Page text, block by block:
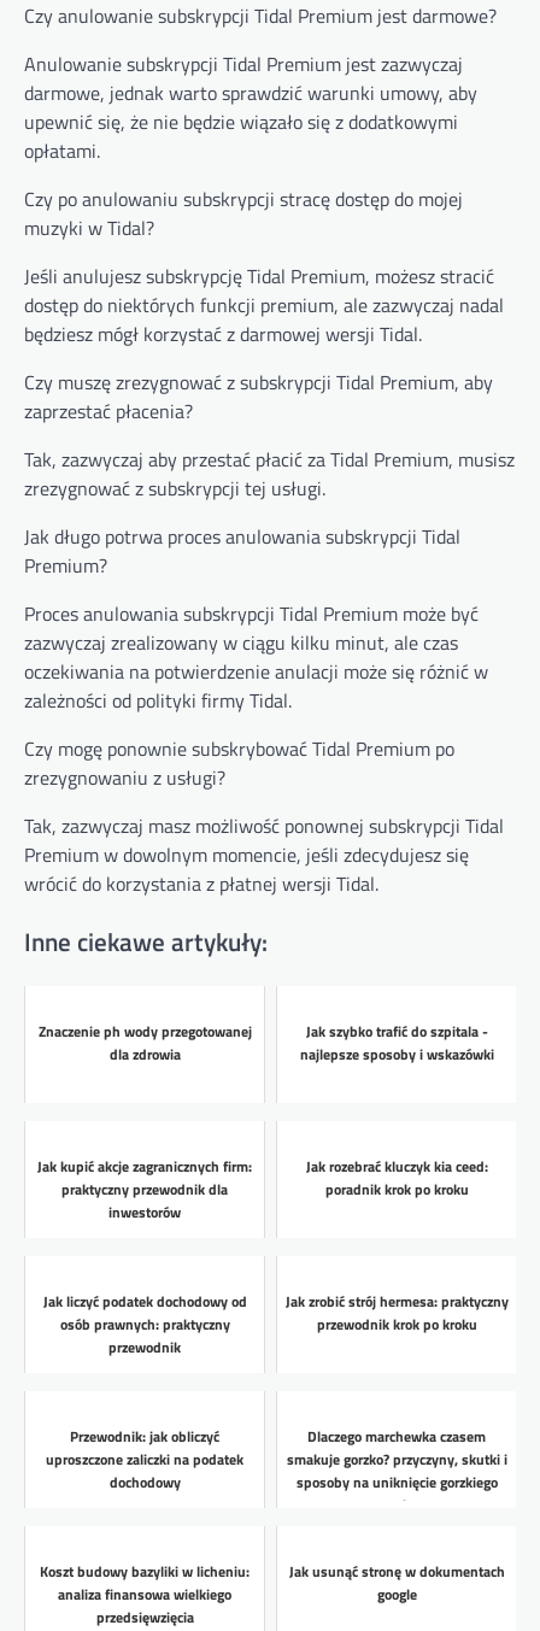
Czy anulowanie subskrypcji Tidal Premium jest darmowe?
Anulowanie subskrypcji Tidal Premium jest zazwyczaj
darmowe, jednak warto sprawdzić warunki umowy, aby
upewnić się, że nie będzie wiązało się z dodatkowymi
opłatami.
Czy po anulowaniu subskrypcji stracę dostęp do mojej
muzyki w Tidal?
Jeśli anulujesz subskrypcję Tidal Premium, możesz stracić
dostęp do niektórych funkcji premium, ale zazwyczaj nadal
będziesz mógł korzystać z darmowej wersji Tidal.
Czy muszę zrezygnować z subskrypcji Tidal Premium, aby
zaprzestać płacenia?
Tak, zazwyczaj aby przestać płacić za Tidal Premium, musisz
zrezygnować z subskrypcji tej usługi.
Jak długo potrwa proces anulowania subskrypcji Tidal
Premium?
Proces anulowania subskrypcji Tidal Premium może być
zazwyczaj zrealizowany w ciągu kilku minut, ale czas
oczekiwania na potwierdzenie anulacji może się różnić w
zależności od polityki firmy Tidal.
Czy mogę ponownie subskrybować Tidal Premium po
zrezygnowaniu z usługi?
Tak, zazwyczaj masz możliwość ponownej subskrypcji Tidal
Premium w dowolnym momencie, jeśli zdecydujesz się
wrócić do korzystania z płatnej wersji Tidal.
Inne ciekawe artykuły:
Znaczenie ph wody przegotowanej
dla zdrowia
Jak szybko trafić do szpitala -
najlepsze sposoby i wskazówki
Jak kupić akcje zagranicznych firm:
praktyczny przewodnik dla
inwestorów
Jak rozebrać kluczyk kia ceed:
poradnik krok po kroku
Jak liczyć podatek dochodowy od
osób prawnych: praktyczny
przewodnik
Jak zrobić strój hermesa: praktyczny
przewodnik krok po kroku
Przewodnik: jak obliczyć
uproszczone zaliczki na podatek
dochodowy
Dlaczego marchewka czasem
smakuje gorzko? przyczyny, skutki i
sposoby na uniknięcie gorzkiego
smaku
Koszt budowy bazyliki w licheniu:
analiza finansowa wielkiego
przedsięwzięcia
Jak usunąć stronę w dokumentach
google